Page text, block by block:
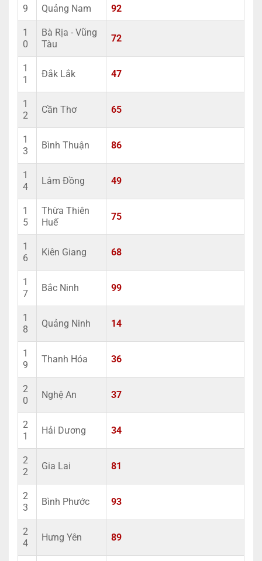
9 Quảng Nam 92
1
0
Bà Rịa - Vũng
Tàu
72
1
1
Đắk Lắk 47
1
2
Cần Thơ 65
1
3
Bình Thuận 86
1
4
Lâm Đồng 49
1
5
Thừa Thiên
Huế
75
1
6
Kiên Giang 68
1
7
Bắc Ninh 99
1
8
Quảng Ninh 14
1
9
Thanh Hóa 36
2
0
Nghệ An 37
2
1
Hải Dương 34
2
2
Gia Lai 81
2
3
Bình Phước 93
2
4
Hưng Yên 89